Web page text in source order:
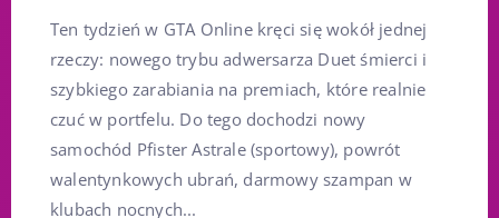
Ten tydzień w GTA Online kręci się wokół jednej
rzeczy: nowego trybu adwersarza Duet śmierci i
szybkiego zarabiania na premiach, które realnie
czuć w portfelu. Do tego dochodzi nowy
samochód Pfister Astrale (sportowy), powrót
walentynkowych ubrań, darmowy szampan w
klubach nocnych...